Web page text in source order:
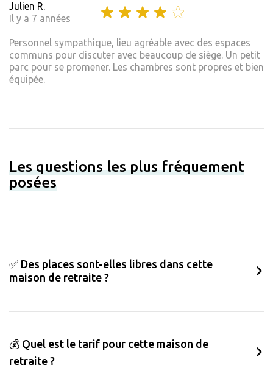
Julien R.
Il y a 7 années
Personnel sympathique, lieu agréable avec des espaces
communs pour discuter avec beaucoup de siège. Un petit
parc pour se promener. Les chambres sont propres et bien
équipée.
Les questions les plus fréquement
posées
✅ Des places sont-elles libres dans cette
maison de retraite ?
💰 Quel est le tarif pour cette maison de
retraite ?